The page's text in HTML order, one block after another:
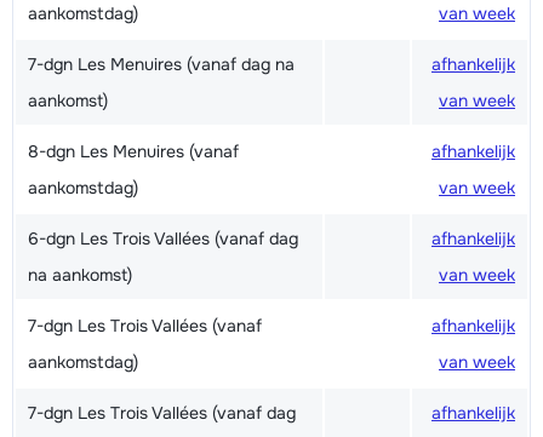
aankomstdag)
van week
7-dgn Les Menuires (vanaf dag na
aankomst)
afhankelijk
van week
8-dgn Les Menuires (vanaf
aankomstdag)
afhankelijk
van week
6-dgn Les Trois Vallées (vanaf dag
na aankomst)
afhankelijk
van week
7-dgn Les Trois Vallées (vanaf
aankomstdag)
afhankelijk
van week
7-dgn Les Trois Vallées (vanaf dag
afhankelijk